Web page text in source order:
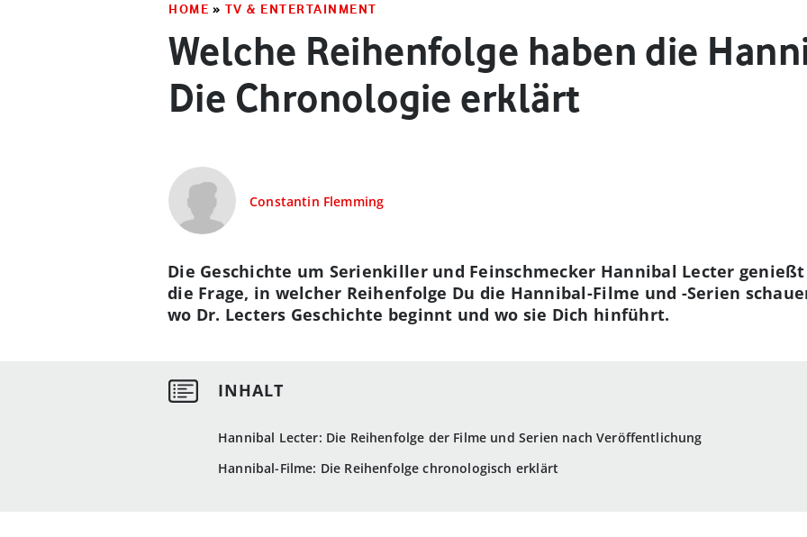
HOME » TV & ENTERTAINMENT
Welche Reihenfolge haben die
Die Chronologie erklärt
Constantin Flemming
Hannibal Lecter: Die Reihenfolge der Filme und Serien nach Veröffentlichung
Hannibal-Filme: Die Reihenfolge chronologisch erklärt
Die Geschichte um Serienkiller und Feinschmecker Hannibal Lecter
die Frage, in welcher Reihenfolge Du die Hannibal-Filme und -Serien
wo Dr. Lecters Geschichte beginnt und wo sie Dich hinführt.